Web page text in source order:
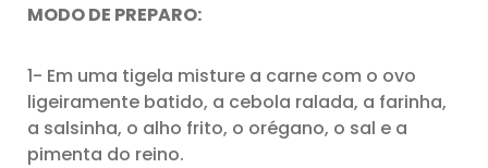
MODO DE PREPARO:
1- Em uma tigela misture a carne com o ovo
ligeiramente batido, a cebola ralada, a farinha,
a salsinha, o alho frito, o orégano, o sal e a
pimenta do reino.